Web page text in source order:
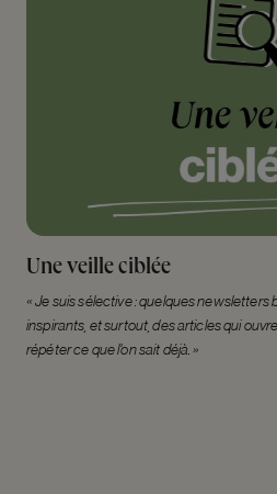
Une veille ciblée
« Je suis sélective : quelques newsletters
inspirants, et surtout, des articles qui
répéter ce que l’on sait déjà. »